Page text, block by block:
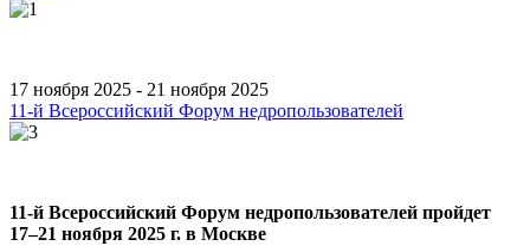
17 ноября 2025 - 21 ноября 2025
11-й Всероссийский Форум недропользователей
11-й Всероссийский Форум недропользователей пройдет
17–21 ноября 2025 г. в Москве